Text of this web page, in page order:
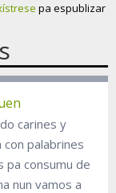
pa espublizar
carines y
con palabrines
pa consumu de
nun vamos a